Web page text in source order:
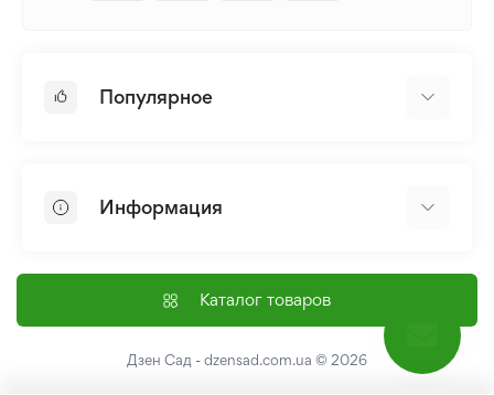
Популярное
Лилия
Семена
Информация
Доставка и оплата
Контакты
Каталог товаров
Дзен Сад - dzensad.com.ua © 2026